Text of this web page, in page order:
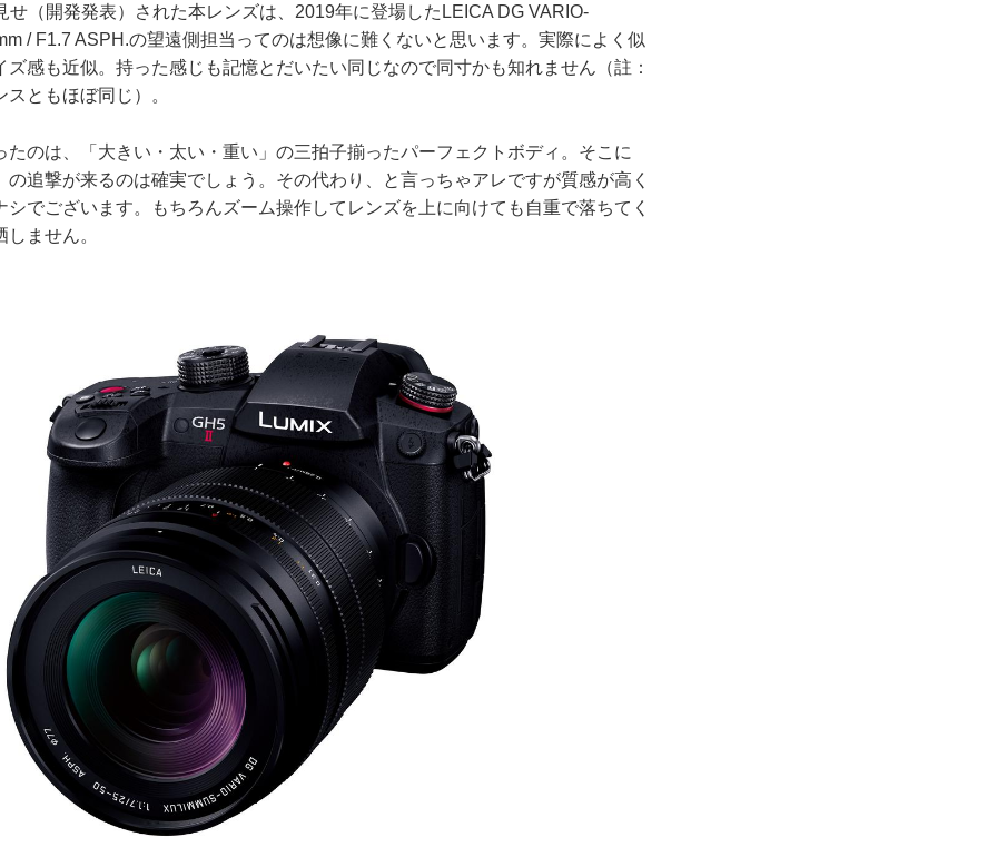
せ（開発発表）された本レンズは、2019年に登場したLEICA DG VARIO-
/ F1.7 ASPH.の望遠側担当ってのは想像に難くないと思います。実際によく似
ズ感も近似。持った感じも記憶とだいたい同じなので同寸かも知れません（註：
ともほぼ同じ）。
たのは、「大きい・太い・重い」の三拍子揃ったパーフェクトボディ。そこに
の追撃が来るのは確実でしょう。その代わり、と言っちゃアレですが質感が高く
シでございます。もちろんズーム操作してレンズを上に向けても自重で落ちてく
ません。